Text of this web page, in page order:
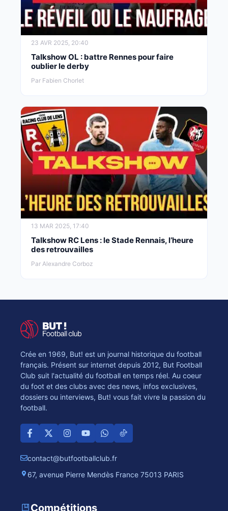
23 AVR 2025, 20:40
Talkshow OL : battre Rennes pour faire
oublier le derby
Par Fabien Chorlet
13 MAR 2025, 17:40
Talkshow RC Lens : le Stade Rennais, l’heure
des retrouvailles
Par Alexandre Corboz
Crée en 1969, But! est un journal historique du football
français. Présent sur internet depuis 2012, But Football
Club suit l'actualité du football en temps réel. Au coeur
du foot et des clubs avec des news, infos exclusives,
dossiers ou interviews, But! vous fait vivre la passion du
football.
contact@butfootballclub.fr
67, avenue Pierre Mendès France 75013 PARIS
Compétitions